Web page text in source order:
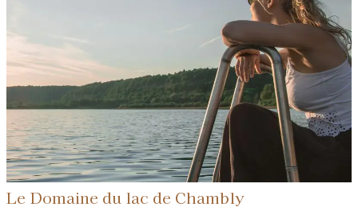
Le Domaine du lac de Chambly